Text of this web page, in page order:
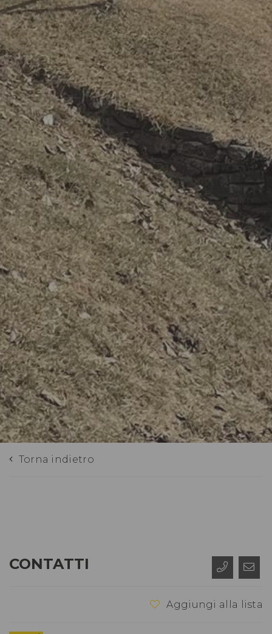
Torna indietro
CONTATTI
Aggiungi alla lista